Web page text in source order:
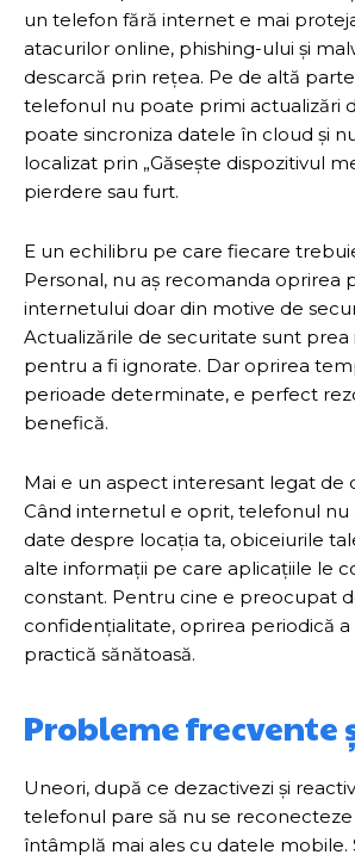
un telefon fără internet e mai
atacurilor online, phishing-ului și
descarcă prin rețea. Pe de altă
telefonul nu poate primi actualizări
poate sincroniza datele în cloud și
localizat prin „Găsește dispozitivul
pierdere sau furt.
E un echilibru pe care fiecare
Personal, nu aș recomanda oprirea
internetului doar din motive de
Actualizările de securitate sunt
pentru a fi ignorate. Dar oprirea
perioade determinate, e perfect
benefică.
Mai e un aspect interesant legat de
Când internetul e oprit, telefonul
date despre locația ta, obiceiurile
alte informații pe care aplicațiile le
constant. Pentru cine e preocupat
confidențialitate, oprirea periodică
practică sănătoasă.
Probleme frecvente
Uneori, după ce dezactivezi și
telefonul pare să nu se reconecteze
întâmplă mai ales cu datele mobile.